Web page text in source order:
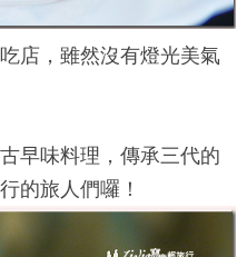
店，雖然沒有燈光美氣
早味料理，傳承三代的
的旅人們囉！